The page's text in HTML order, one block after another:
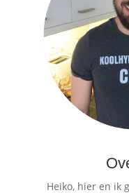
Heiko, hier en ik